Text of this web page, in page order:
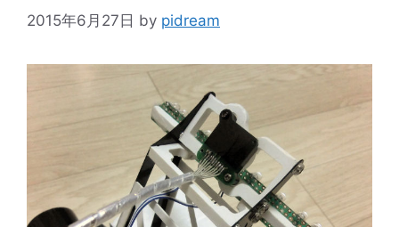
2015年6月27日 by pidream